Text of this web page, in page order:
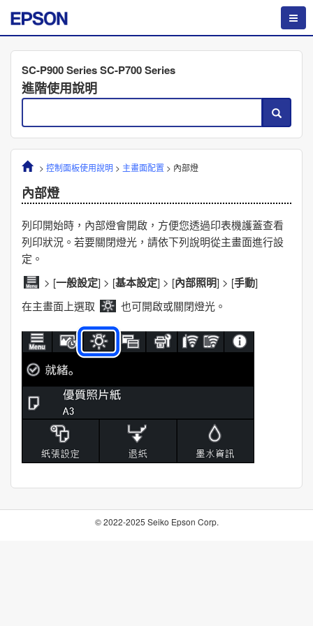
SC-P900 Series SC-P700 Series
進階使用說明
> 控制面板使用說明> 主畫面配置 > 內部燈
內部燈
列印開始時，內部燈會開啟，方便您透過印表機護蓋查看
列印狀況。若要關閉燈光，請依下列說明從主畫面進行設
定。
> [一般設定] > [基本設定] > [內部照明] > [手動]
在主畫面上選取
也可開啟或關閉燈光。
© 2022-2025 Seiko Epson Corp.